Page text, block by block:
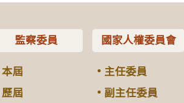
監察委員
本屆
歷屆
國家人權委員會
主任委員
副主任委員